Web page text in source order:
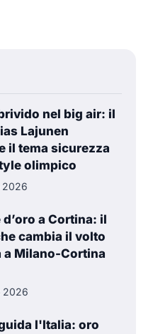
nel big air: il
Lajunen
il tema sicurezza
olimpico
2026
a Cortina: il
cambia il volto
a Milano-Cortina
2026
l'Italia: oro